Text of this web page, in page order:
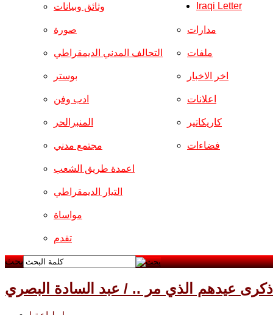
وثائق وبيانات
صورة
التحالف المدني الديمقراطي
بوستر
ادب وفن
المنبرالحر
مجتمع مدني
مدارات
ملفات
اخر الاخبار
اعلانات
كاريكاتير
فضاءات
اعمدة طريق الشعب
التيار الديمقراطي
مواساة
تقدم
Iraqi Letter
بحث
عيدهم الذي مر .. / عبد السادة البصري